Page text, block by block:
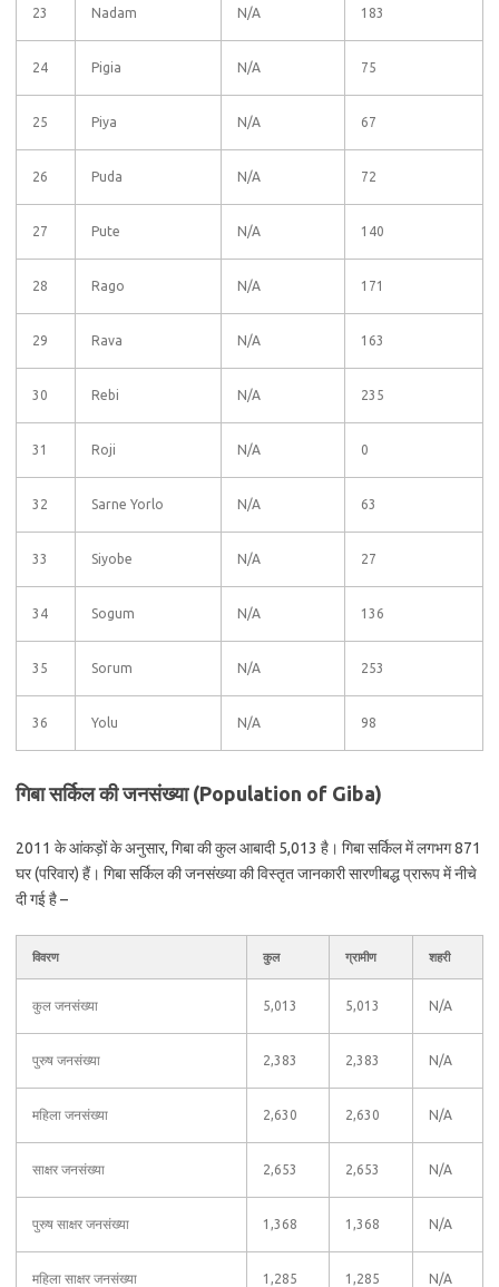
23 Nadam N/A 183
24 Pigia N/A 75
25 Piya N/A 67
26 Puda N/A 72
27 Pute N/A 140
28 Rago N/A 171
29 Rava N/A 163
30 Rebi N/A 235
31 Roji N/A 0
32 Sarne Yorlo N/A 63
33 Siyobe N/A 27
34 Sogum N/A 136
35 Sorum N/A 253
36 Yolu N/A 98
गिबा सर्किल की जनसंख्या (Population of Giba)
2011 के आंकड़ों के अनुसार, गिबा की कुल आबादी 5,013 है। गिबा सर्किल में लगभग 871
घर (परिवार) हैं। गिबा सर्किल की जनसंख्या की विस्तृत जानकारी सारणीबद्ध प्रारूप में नीचे
दी गई है –
विवरण कुल ग्रामीण शहरी
कुल जनसंख्या 5,013 5,013 N/A
पुरुष जनसंख्या 2,383 2,383 N/A
महिला जनसंख्या 2,630 2,630 N/A
साक्षर जनसंख्या 2,653 2,653 N/A
पुरुष साक्षर जनसंख्या 1,368 1,368 N/A
महिला साक्षर जनसंख्या 1,285 1,285 N/A